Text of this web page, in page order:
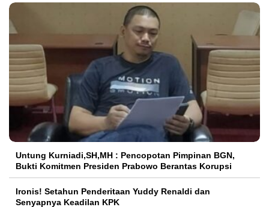
Untung Kurniadi,SH,MH : Pencopotan Pimpinan BGN,
Bukti Komitmen Presiden Prabowo Berantas Korupsi
Ironis! Setahun Penderitaan Yuddy Renaldi dan
Senyapnya Keadilan KPK